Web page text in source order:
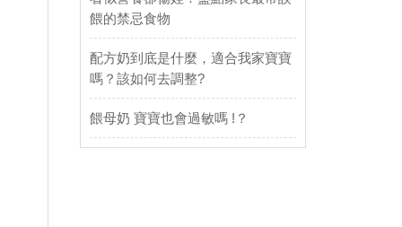
餵的禁忌食物
配方奶到底是什麼，適合我家寶寶
嗎？該如何去調整?
餵母奶 寶寶也會過敏嗎 !？